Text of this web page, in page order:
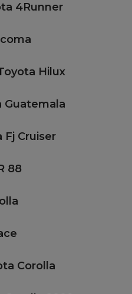
4Runner
Hilux
Guatemala
Fj Cruiser
88
Corolla